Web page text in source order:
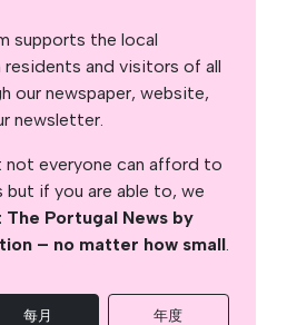
supports the local
and visitors of all
our newspaper, website,
newsletter.
everyone can afford to
but if you are able to, we
Portugal News by
– no matter how small.
每月 年度